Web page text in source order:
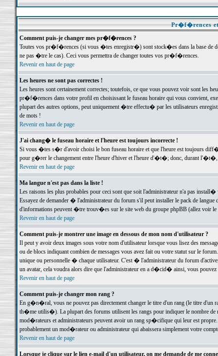
Pr�f�rences
Comment puis-je changer mes pr�f�rences ?
Toutes vos pr�f�rences (si vous �tes enregistr�) sont stock�es dans la base de
ne pas �tre le cas). Ceci vous permettra de changer toutes vos pr�f�rences.
Revenir en haut de page
Les heures ne sont pas correctes !
Les heures sont certainement correctes; toutefois, ce que vous pouvez voir sont
pr�f�rences dans votre profil en choisissant le fuseau horaire qui vous convient,
plupart des autres options, peut uniquement �tre effectu� par les utilisateurs
de mots !
Revenir en haut de page
J'ai chang� le fuseau horaire et l'heure est toujours incorrecte !
Si vous �tes s�r d'avoir choisi le bon fuseau horaire et que l'heure est toujours
pour g�rer le changement entre l'heure d'hiver et l'heure d'�t�; donc, durant
Revenir en haut de page
Ma langue n'est pas dans la liste !
Les raisons les plus probables pour ceci sont que soit l'administrateur n'a pas
Essayez de demander � l'administrateur du forum s'il peut installer le pack de
d'informations peuvent �tre trouv�es sur le site web du groupe phpBB (allez voir le
Revenir en haut de page
Comment puis-je montrer une image en dessous de mon nom d'utilisateur ?
Il peut y avoir deux images sous votre nom d'utilisateur lorsque vous lisez des
ou de blocs indiquant combien de messages vous avez fait ou votre statut sur le
unique ou personnelle � chaque utilisateur. C'est � l'administrateur du forum
un avatar, cela voudra alors dire que l'administrateur en a d�cid� ainsi, vous
Revenir en haut de page
Comment puis-je changer mon rang ?
En g�n�ral, vous ne pouvez pas directement changer le titre d'un rang (le titre d'un
th�me utilis�). La plupart des forums utilisent les rangs pour indiquer le nombre de
mod�rateurs et administrateurs peuvent avoir un rang sp�cifique qui leur est
probablement un mod�rateur ou administrateur qui abaissera simplement votre
Revenir en haut de page
Lorsque je clique sur le lien e-mail d'un utilisateur, on me demande de me